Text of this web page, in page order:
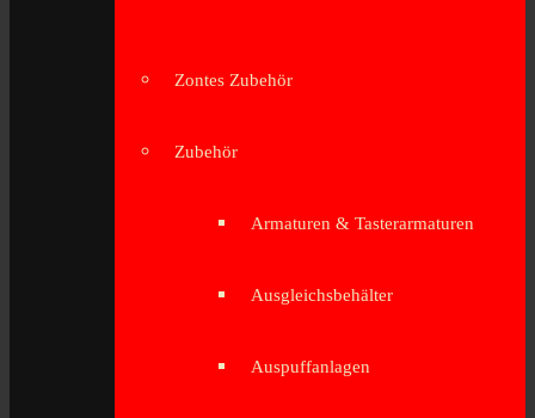
Zontes Zubehör
Zubehör
Armaturen & Tasterarmaturen
Ausgleichsbehälter
Auspuffanlagen